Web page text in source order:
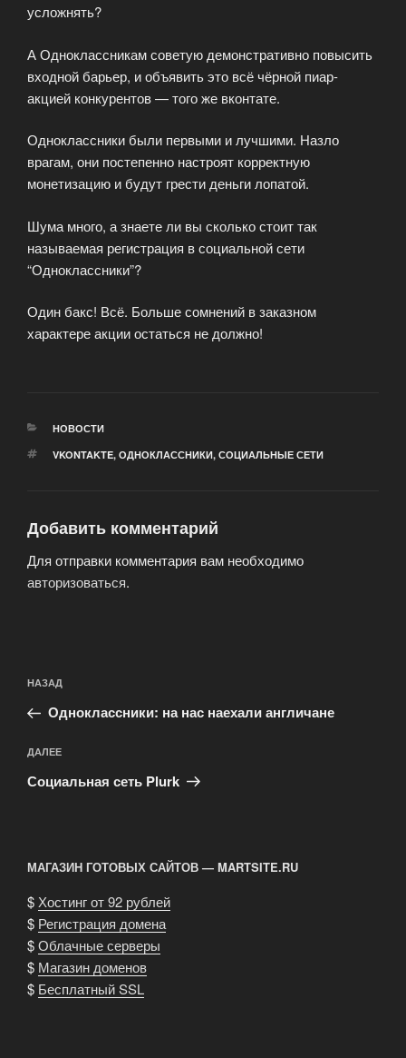
усложнять?
А Одноклассникам советую демонстративно повысить
входной барьер, и объявить это всё чёрной пиар-
акцией конкурентов — того же вконтате.
Одноклассники были первыми и лучшими. Назло
врагам, они постепенно настроят корректную
монетизацию и будут грести деньги лопатой.
Шума много, а знаете ли вы сколько стоит так
называемая регистрация в социальной сети
“Одноклассники”?
Один бакс! Всё. Больше сомнений в заказном
характере акции остаться не должно!
РУБРИКИ
НОВОСТИ
МЕТКИ
VKONTAKTE, ОДНОКЛАССНИКИ, СОЦИАЛЬНЫЕ СЕТИ
Добавить комментарий
Для отправки комментария вам необходимо
авторизоваться.
по
записям
Предыдущая
запись:
НАЗАД
Одноклассники: на нас наехали англичане
Следующая
запись
ДАЛЕЕ
Социальная сеть Plurk
МАГАЗИН ГОТОВЫХ САЙТОВ — MARTSITE.RU
$Хостинг от 92 рублей
$ Регистрация домена
$Облачные серверы
$ Магазин доменов
$ Бесплатный SSL